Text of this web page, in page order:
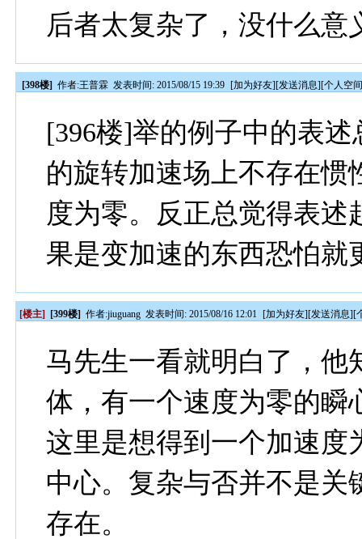
后者太复杂了，没什么意
[398楼] 作者:王普霖 发表时间: 2015/08/15 19:39 [加为好友][发送消息][个人空
[396楼]举的例子中的表
的旋转加速场上不存在惯
度为零。反正总觉得表
果是变加速的东西恐怕就
[楼主] [399楼] 作者:jiuguang 发表时间: 2015/08/16 12:01 [加为好友][发送消息][
马先生一看就明白了，他
体，有一个速度为零的瞬
这里是想得到一个加速度
中心。复杂与否并不是关
存在。